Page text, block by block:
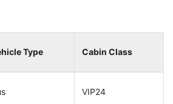
Type Cabin Class
VIP24